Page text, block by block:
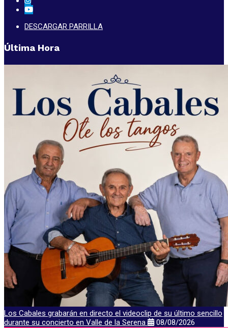
DESCARGAR PARRILLA
Última Hora
Los Cabales grabarán en directo el videoclip de su último sencillo
durante su concierto en Valle de la Serena
08/08/2026